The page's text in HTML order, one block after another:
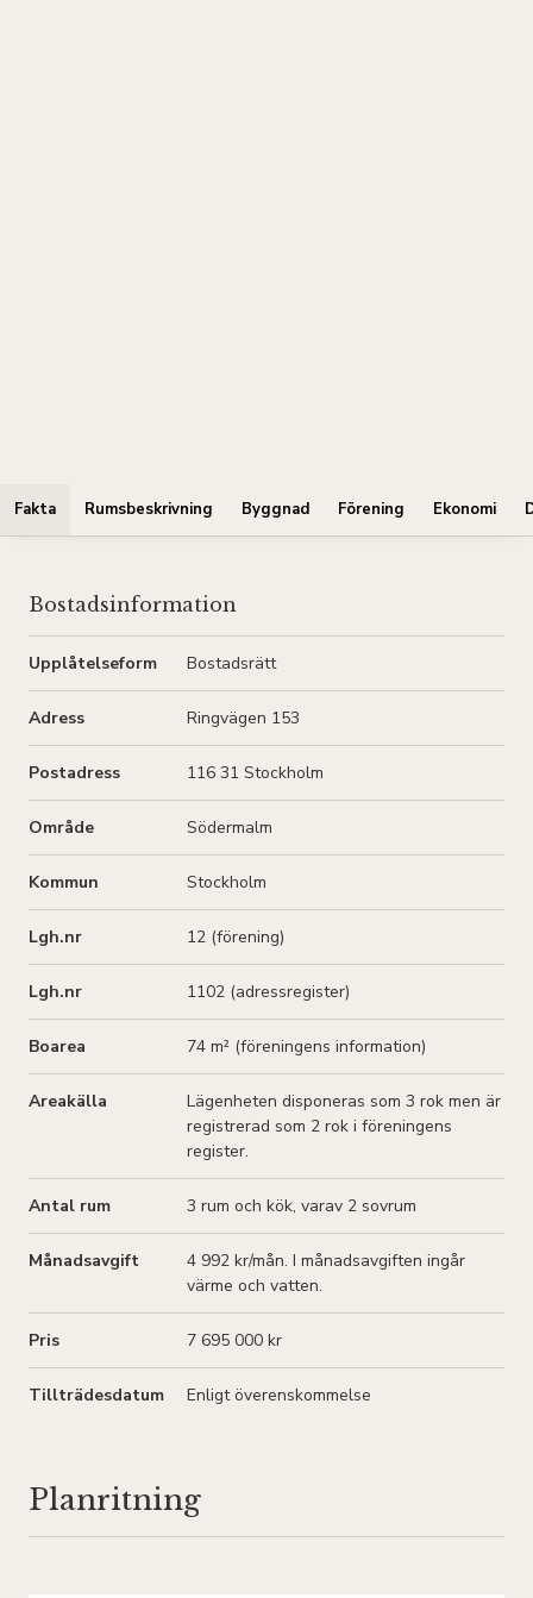
Fakta Rumsbeskrivning Byggnad Förening Ekonomi
Bostadsinformation
Upplåtelseform Bostadsrätt
Adress Ringvägen 153
Postadress 116 31 Stockholm
Område Södermalm
Kommun Stockholm
Lgh.nr 12 (förening)
Lgh.nr 1102 (adressregister)
Boarea 74 m² (föreningens information)
Areakälla
Lägenheten disponeras som 3 rok men är
registrerad som 2 rok i föreningens
register.
Antal rum 3rum och kök, varav 2 sovrum
Månadsavgift 4 992 kr/mån. I månadsavgiften ingår
värme och vatten.
Pris 7 695 000 kr
Tillträdesdatum Enligt överenskommelse
Planritning